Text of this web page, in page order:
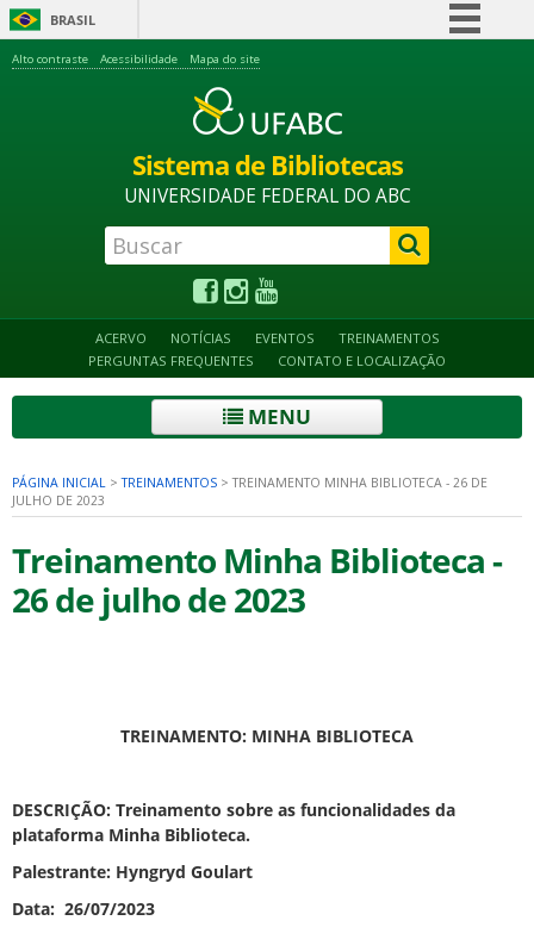
BRASIL
Acesso à informação
Canais
Alto contraste Acessibilidade Mapa do site
Sistema de Bibliotecas
UNIVERSIDADE FEDERAL DO ABC
ACERVO NOTÍCIAS EVENTOS
TREINAMENTOS
PERGUNTAS FREQUENTES
CONTATO E LOCALIZAÇÃO
MENU
PÁGINA INICIAL >TREINAMENTOS >TREINAMENTO MINHA BIBLIOTECA - 26 DE
JULHO DE 2023
Treinamento Minha Biblioteca -
26 de julho de 2023
TREINAMENTO: MINHA BIBLIOTECA
DESCRIÇÃO: Treinamento sobre as funcionalidades da
plataforma Minha Biblioteca.
Palestrante: Hyngryd Goulart
Data: 26/07/2023